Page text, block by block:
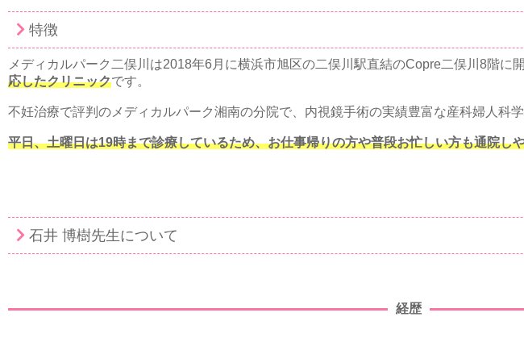
特徴
メディカルパーク二俣川は2018年6月に横浜市旭区の二俣川駅直結のCopre二俣川8階に開
応したクリニックです。
不妊治療で評判のメディカルパーク湘南の分院で、内視鏡手術の実績豊富な産科婦人科
平日、土曜日は19時まで診療しているため、お仕事帰りの方や普段お忙しい方も通院し
石井 博樹先生について
経歴